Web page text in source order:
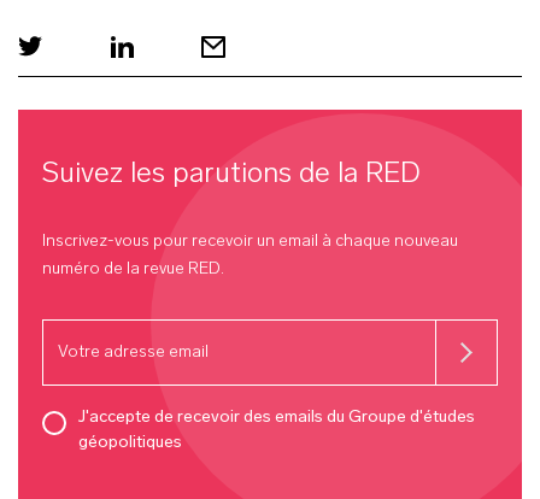
Suivez les parutions de la RED
Inscrivez-vous pour recevoir un email à chaque nouveau
numéro de la revue RED.
J'accepte de recevoir des emails du Groupe d'études
géopolitiques